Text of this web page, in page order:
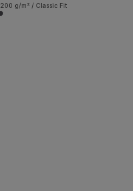
200 g/m² / Classic Fit